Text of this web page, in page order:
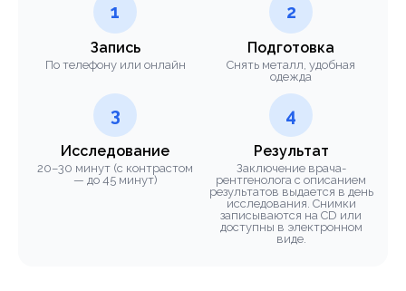
1
Запись
По телефону или онлайн
2
Подготовка
Снять металл, удобная
одежда
3
Исследование
20–30 минут (с контрастом
— до 45 минут)
4
Результат
Заключение врача-
рентгенолога с описанием
результатов выдается в день
исследования. Снимки
записываются на CD или
доступны в электронном
виде.